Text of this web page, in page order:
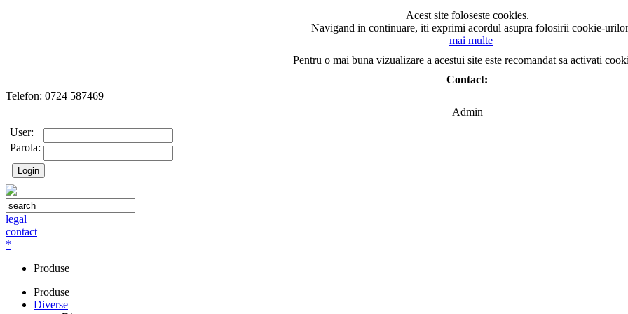
Acest site foloseste cookies.
Navigand in continuare, iti exprimi acordul asupra folosirii cookie-
mai multe
Pentru o mai buna vizualizare a acestui site este recomandat sa activati
Contact:
Telefon: 0724 587469
Admin
User:
Parola:
legal
contact
*
Produse
Produse
Diverse